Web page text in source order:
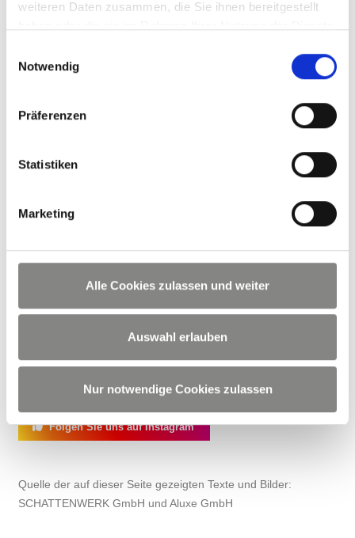
weiteren Daten zusammen, die Sie ihnen bereitgestellt
Notwendig
Präferenzen
Statistiken
Marketing
Alle Cookies zulassen und weiter
Auswahl erlauben
Nur notwendige Cookies zulassen
Gerne beraten wir Sie persönlich zu unseren
Terrassendächern. Schattenwerk betreut Kunden rund um
Kontaktieren Sie uns!
Besuchen Sie uns auf Facebook
Folgen Sie uns auf Instagram
Quelle der auf dieser Seite gezeigten Texte und Bilder:
SCHATTENWERK GmbH und Aluxe GmbH